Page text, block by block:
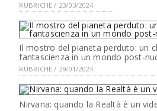
RUBRICHE / 23/03/2024
Il mostro del pianeta perduto: un
fantascienza in un mondo post-
RUBRICHE / 29/01/2024
Nirvana: quando la Realtà è un